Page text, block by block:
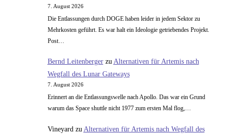
7. August 2026
Die Entlassungen durch DOGE haben leider in jedem Sektor zu
Mehrkosten geführt. Es war halt ein Ideologie getriebendes Projekt.
Post…
Bernd Leitenbergerzu Alternativen für Artemis nach
Wegfall des Lunar Gateways
7. August 2026
Erinnert an die Entlassungswelle nach Apollo. Das war ein Grund
warum das Space shuttle nicht 1977 zum ersten Mal flog,…
Vineyard zu Alternativen für Artemis nach Wegfall des